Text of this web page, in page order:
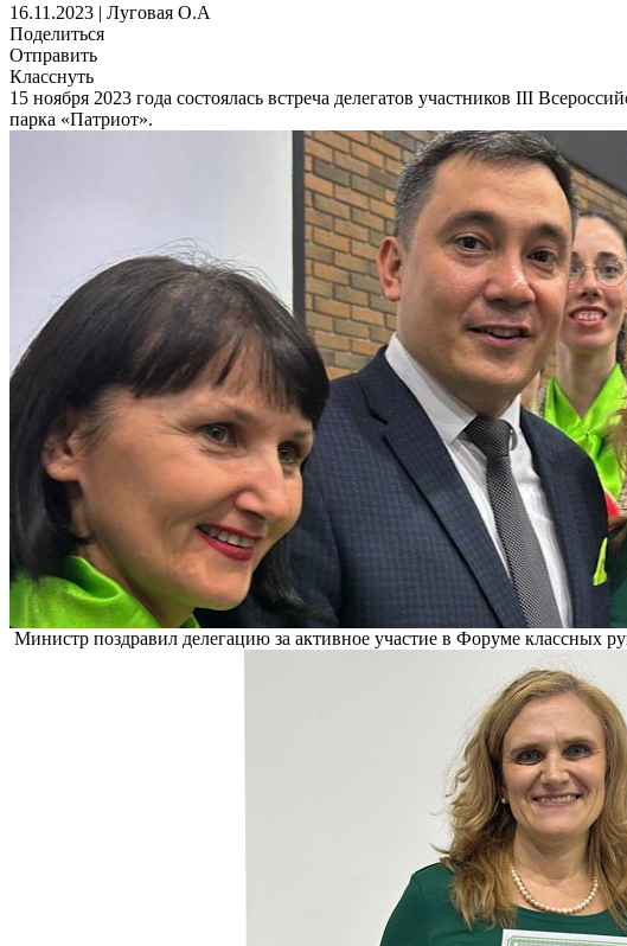
16.11.2023 | Луговая О.А
Поделиться
Отправить
Класснуть
15 ноября 2023 года состоялась встреча делегатов участников III
парка «Патриот».
Министр поздравил делегацию за активное участие в Форуме классных